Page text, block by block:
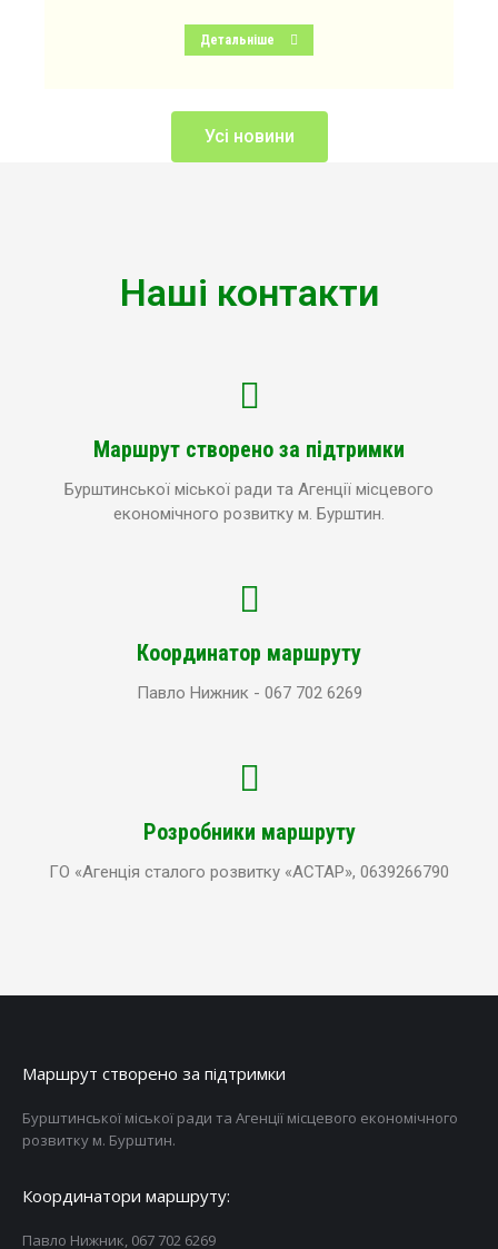
Детальніше
Усі новини
Наші контакти
Маршрут створено за підтримки
Бурштинської міської ради та Агенції місцевого
економічного розвитку м. Бурштин.
Координатор маршруту
Павло Нижник - 067 702 6269
Розробники маршруту
ГО «Агенція сталого розвитку «АСТАР», 0639266790
Маршрут створено за підтримки
Бурштинської міської ради та Агенції місцевого економічного
розвитку м. Бурштин.
Координатори маршруту:
Павло Нижник, 067 702 6269